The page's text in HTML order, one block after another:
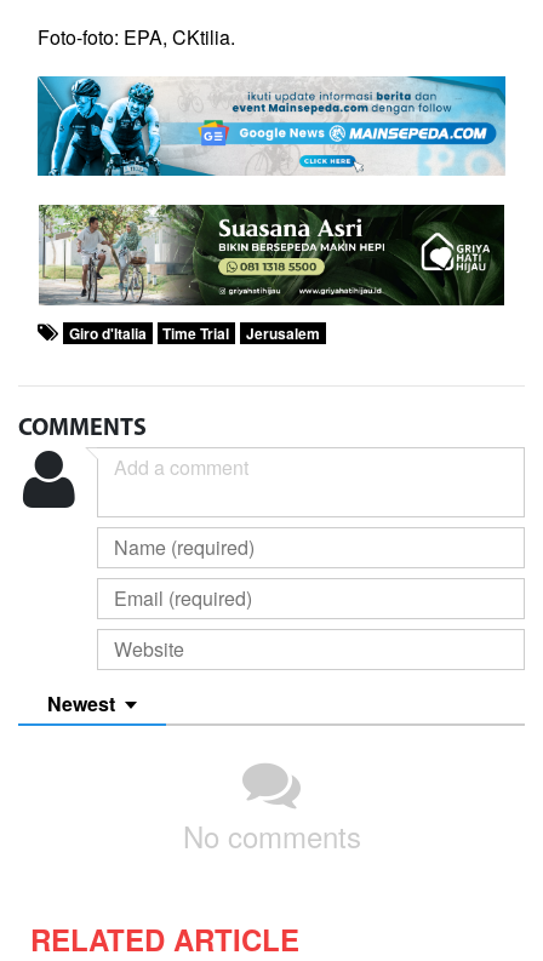
Foto-foto: EPA, CKtilia.
Giro d'Italia Time Trial Jerusalem
COMMENTS
Newest
No comments
RELATED ARTICLE